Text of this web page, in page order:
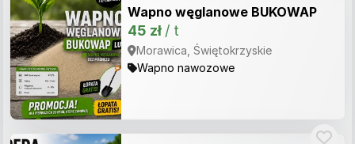
Wapno węglanowe BUKOWAP
45 zł / t
Morawica, Świętokrzyskie
Wapno nawozowe